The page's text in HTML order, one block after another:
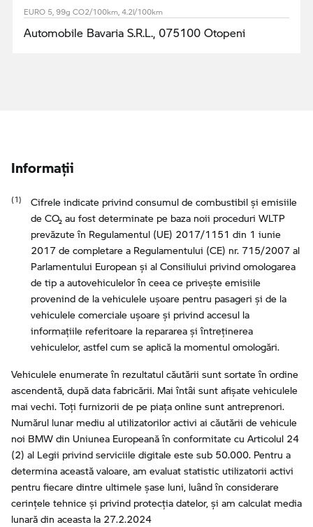
EURO 5, 99g CO2/100km, 4.2l/100km
Automobile Bavaria S.R.L., 075100 Otopeni
Informaţii
Cifrele indicate privind consumul de combustibil şi emisiile
de CO₂ au fost determinate pe baza noii proceduri WLTP
prevăzute în Regulamentul (UE) 2017/1151 din 1 iunie
2017 de completare a Regulamentului (CE) nr. 715/2007 al
Parlamentului European şi al Consiliului privind omologarea
de tip a autovehiculelor în ceea ce priveşte emisiile
provenind de la vehiculele uşoare pentru pasageri şi de la
vehiculele comerciale uşoare şi privind accesul la
informaţiile referitoare la repararea şi întreţinerea
vehiculelor, astfel cum se aplică la momentul omologări.
Vehiculele enumerate în rezultatul căutării sunt sortate în ordine
ascendentă, după data fabricării. Mai întâi sunt afișate vehiculele
mai vechi. Toți furnizorii de pe piața online sunt antreprenori.
Numărul lunar mediu al utilizatorilor activi ai căutării de vehicule
noi BMW din Uniunea Europeană în conformitate cu Articolul 24
(2) al Legii privind serviciile digitale este sub 50.000. Pentru a
determina această valoare, am evaluat statistic utilizatorii activi
pentru fiecare dintre ultimele șase luni, luând în considerare
cerințele tehnice și privind protecția datelor, și am calculat media
lunară din aceasta la 27.2.2024